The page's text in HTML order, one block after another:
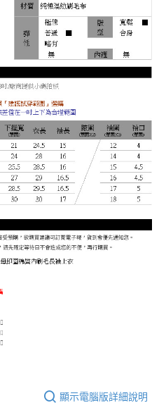
顯示電腦版詳細說明